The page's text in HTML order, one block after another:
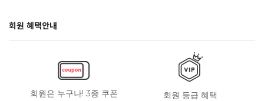
회원 혜택안내
회원은 누구나! 3종 쿠폰 회원 등급 혜택